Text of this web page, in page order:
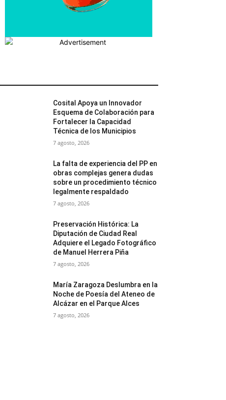
Cosital Apoya un Innovador
Esquema de Colaboración para
Fortalecer la Capacidad
Técnica de los Municipios
7 agosto, 2026
La falta de experiencia del PP en
obras complejas genera dudas
sobre un procedimiento técnico
legalmente respaldado
7 agosto, 2026
Preservación Histórica: La
Diputación de Ciudad Real
Adquiere el Legado Fotográfico
de Manuel Herrera Piña
7 agosto, 2026
María Zaragoza Deslumbra en la
Noche de Poesía del Ateneo de
Alcázar en el Parque Alces
7 agosto, 2026